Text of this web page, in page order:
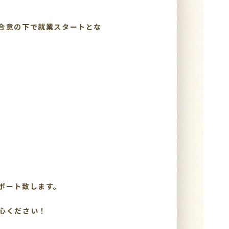
意の下で就業スタートとな
ト致します。
ください！